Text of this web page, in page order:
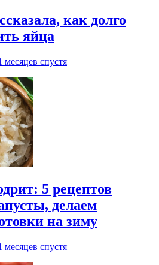
как долго
яйца
месяцев спустя
5 рецептов
делаем
на зиму
месяцев спустя